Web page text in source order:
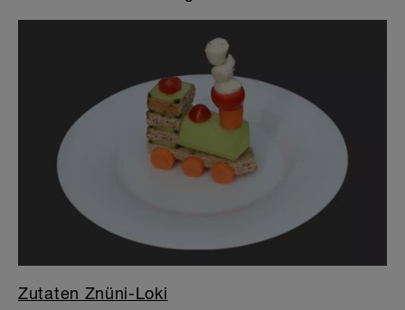
Zutaten Znüni-Loki